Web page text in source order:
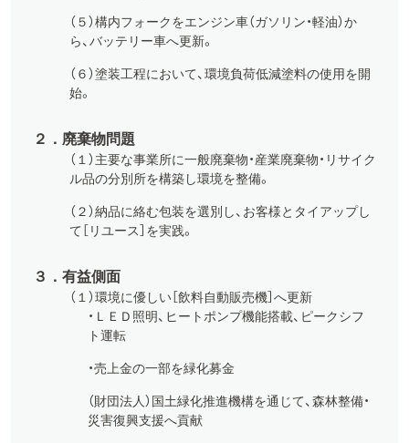
（５）構内フォークをエンジン車（ガソリン・軽油）か
ら、バッテリー車へ更新。
（６）塗装工程において、環境負荷低減塗料の使用を開
始。
２．廃棄物問題
（１）主要な事業所に一般廃棄物・産業廃棄物・リサイク
ル品の分別所を構築し環境を整備。
（２）納品に絡む包装を選別し、お客様とタイアップし
て［リユース］を実践。
３．有益側面
（１）環境に優しい［飲料自動販売機］へ更新
・ＬＥＤ照明、ヒートポンプ機能搭載、ピークシフ
ト運転
・売上金の一部を緑化募金
（財団法人）国土緑化推進機構を通じて、森林整備・
災害復興支援へ貢献